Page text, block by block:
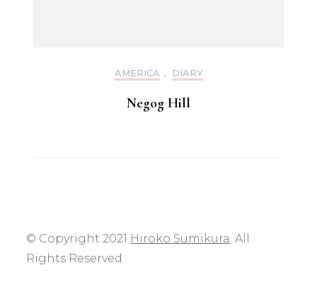
AMERICA , DIARY
Negog Hill
© Copyright 2021 Hiroko Sumikura. All
Rights Reserved.